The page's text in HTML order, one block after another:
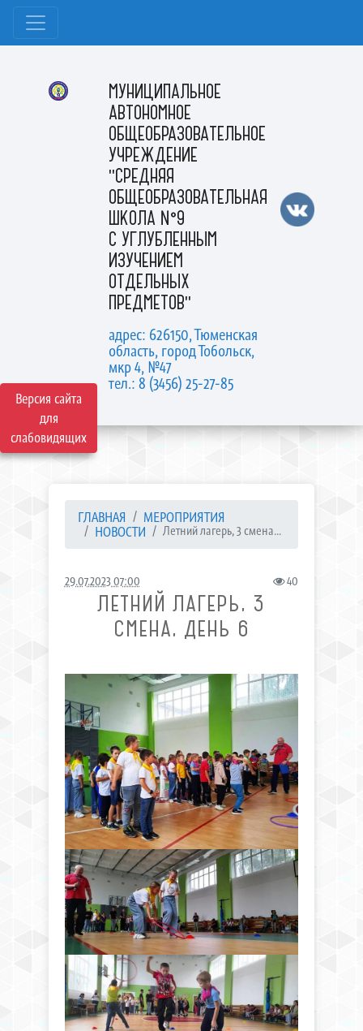
Версия сайта
для
слабовидящих
МУНИЦИПАЛЬНОЕ
АВТОНОМНОЕ
ОБЩЕОБРАЗОВАТЕЛЬНОЕ
УЧРЕЖДЕНИЕ
"СРЕДНЯЯ
ОБЩЕОБРАЗОВАТЕЛЬНАЯ
ШКОЛА №9
С УГЛУБЛЕННЫМ
ИЗУЧЕНИЕМ
ОТДЕЛЬНЫХ
ПРЕДМЕТОВ"
адрес: 626150, Тюменская
область, город Тобольск,
мкр 4, №47
тел.: 8 (3456) 25-27-85
ГЛАВНАЯ
МЕРОПРИЯТИЯ
НОВОСТИ
Летний лагерь, 3 смена...
29.07.2023 07:00 40
ЛЕТНИЙ ЛАГЕРЬ, 3
СМЕНА, ДЕНЬ 6